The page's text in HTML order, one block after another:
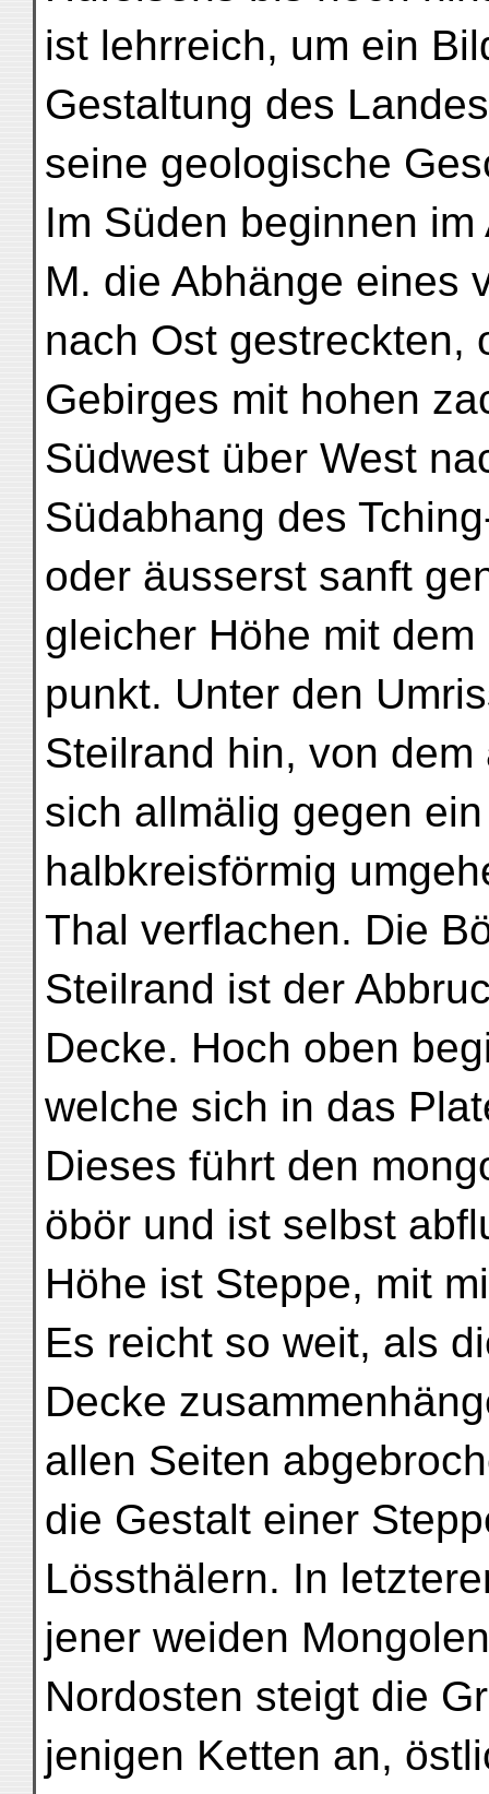
ist lehrreich, um ein
Gestaltung des
seine geologische
Im Süden beginnen
M. die Abhänge eines
nach Ost gestreckten,
Gebirges mit hohen
Südwest über West
Südabhang des
oder äusserst sanft
gleicher Höhe mit
punkt. Unter den
Steilrand hin, von
sich allmälig gegen
halbkreisförmig
Thal verflachen. Die
Steilrand ist der
Decke. Hoch oben
welche sich in das
Dieses führt den
öbör und ist selbst
Höhe ist Steppe, mit
Es reicht so weit, als
Decke
allen Seiten
die Gestalt einer
Lössthälern. In
jener weiden
Nordosten steigt die
jenigen Ketten an,